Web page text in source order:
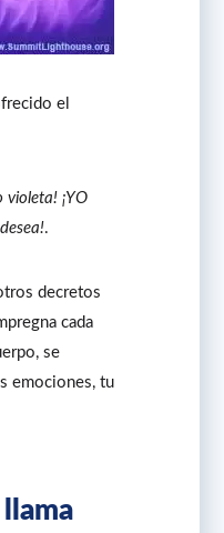
el
violeta! ¡YO
.
decretos
cada
se
emociones, tu
llama